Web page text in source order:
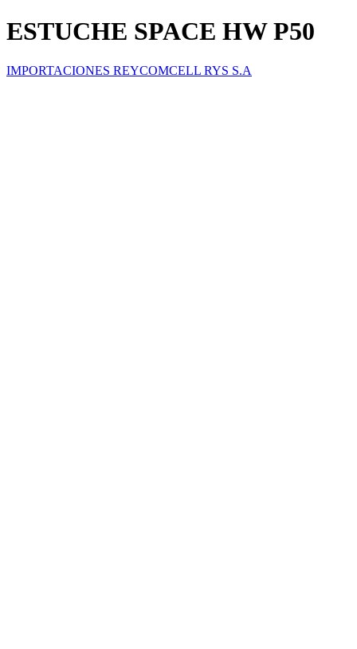
ESTUCHE SPACE HW P50
IMPORTACIONES REYCOMCELL RYS S.A